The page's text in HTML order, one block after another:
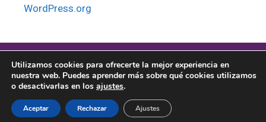
WordPress.org
condiciones
Utilizamos cookies para ofrecerte la mejor experiencia en
nuestra web. Puedes aprender más sobre qué cookies utilizamos
o desactivarlas en los ajustes.
Aceptar Rechazar Ajustes